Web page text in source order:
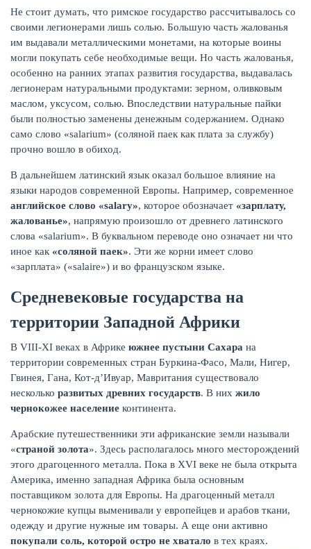
ЕЩЁ
ЖУРНАЛ
Не стоит думать, что римское государство рассчитывалось со
своими легионерами лишь солью. Большую часть жалованья
им выдавали металлическими монетами, на которые воины
могли покупать себе необходимые вещи. Но часть жалованья,
особенно на ранних этапах развития государства, выдавалась
легионерам натуральными продуктами: зерном, оливковым
маслом, уксусом, солью. Впоследствии натуральные пайки
были полностью заменены денежным содержанием. Однако
само слово «salarium» (соляной паек как плата за службу)
прочно вошло в обиход.
В дальнейшем латинский язык оказал большое влияние на
языки народов современной Европы. Например, современное
английское слово «salary», которое обозначает «зарплату,
жалованье», напрямую произошло от древнего латинского
слова «salarium». В буквальном переводе оно означает ни что
иное как «соляной паек». Эти же корни имеет слово
«зарплата» («salaire») и во французском языке.
Средневековые государства на
территории Западной Африки
В VIII-XI веках в Африке южнее пустыни Сахара на
территории современных стран Буркина-Фасо, Мали, Нигер,
Гвинея, Гана, Кот-д’Ивуар, Мавритания существовало
несколько развитых древних государств. В них жило
чернокожее население континента.
Арабские путешественники эти африканские земли называли
«страной золота». Здесь располагалось много месторождений
этого драгоценного металла. Пока в XVI веке не была открыта
Америка, именно западная Африка была основным
поставщиком золота для Европы. На драгоценный металл
чернокожие купцы выменивали у европейцев и арабов ткани,
одежду и другие нужные им товары. А еще они активно
покупали соль, которой остро не хватало в тех краях.